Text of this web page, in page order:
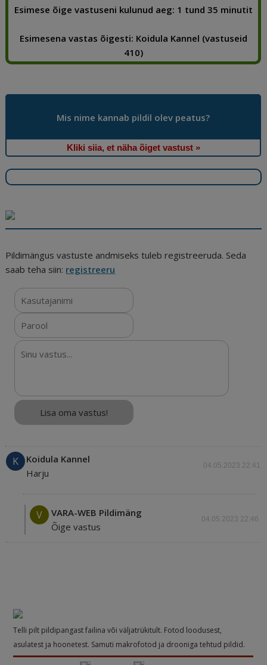
b
o
o
k
dI
n
t e
st
ra a
d
s
Esimese õige vastuseni kulunud aeg: 1 tund 35 minutit
Esimesena vastas õigesti: Koidula Kannel (vastuseid
410)
Mis nime kannab pildil olev peatus?
Kliki siia, et näha õiget vastust »
Pildimängus vastuste andmiseks tuleb registreeruda. Seda
saab teha siin: registreeru
K
Koidula Kannel
Harju
04.05.2023 22:41
V
VARA-WEB Pildimäng
Õige vastus
04.05.2023 22:46
Telli pilt pildipangast failina või väljatrükitult. Fotod loodusest,
asulatest ja hoonetest. Samuti makrofotod ja drooniga tehtud pildid.